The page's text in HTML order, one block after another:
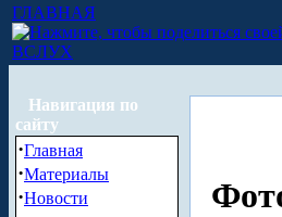
ГЛАВНАЯ
ВСЛУХ
Навигация по
сайту
·Главная
·Материалы
·Новости